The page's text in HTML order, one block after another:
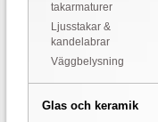
takarmaturer
Ljusstakar &
kandelabrar
Väggbelysning
Glas och keramik